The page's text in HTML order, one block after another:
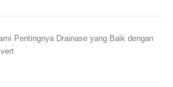
Pentingnya Drainase yang Baik dengan